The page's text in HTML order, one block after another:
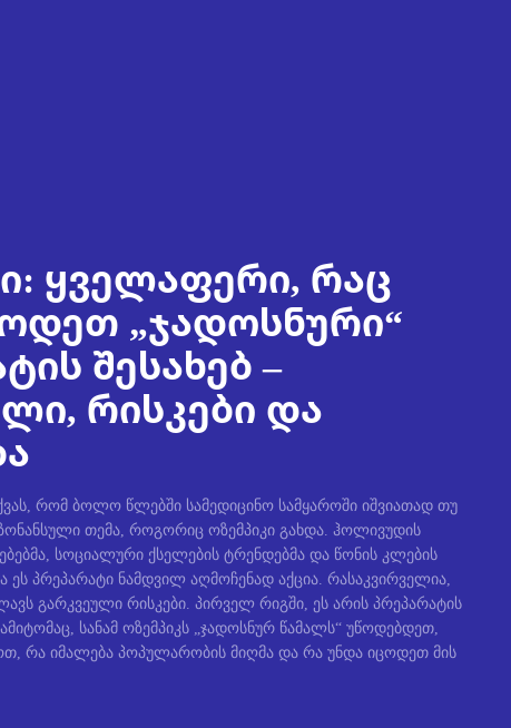
ყველაფერი, რაც
„ჯადოსნური“
შესახებ –
რისკები და
რომ ბოლო წლებში სამედიცინო სამყაროში იშვიათად თუ
თემა, როგორიც ოზემპიკი გახდა. ჰოლივუდის
სოციალური ქსელების ტრენდებმა და წონის კლების
ეს პრეპარატი ნამდვილ აღმოჩენად აქცია. რასაკვირველია,
გარკვეული რისკები. პირველ რიგში, ეს არის პრეპარატის
სანამ ოზემპიკს „ჯადოსნურ წამალს“ უწოდებდეთ,
რა იმალება პოპულარობის მიღმა და რა უნდა იცოდეთ მის